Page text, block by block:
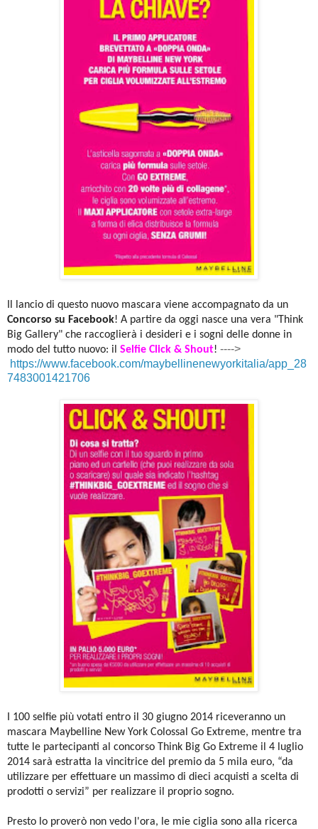
Il lancio di questo nuovo mascara viene accompagnato da un
Concorso su Facebook! A partire da oggi nasce una vera "Think
Big Gallery" che raccoglierà i desideri e i sogni delle donne in
modo del tutto nuovo: il Selfie Click & Shout! ---->
https://www.facebook.com/maybellinenewyorkitalia/app_28
7483001421706
I 100 selfie più votati entro il 30 giugno 2014 riceveranno un
mascara Maybelline New York Colossal Go Extreme, mentre tra
tutte le partecipanti al concorso Think Big Go Extreme il 4 luglio
2014 sarà estratta la vincitrice del premio da 5 mila euro, “da
utilizzare per effettuare un massimo di dieci acquisti a scelta di
prodotti o servizi” per realizzare il proprio sogno.
Presto lo proverò non vedo l'ora, le mie ciglia sono alla ricerca